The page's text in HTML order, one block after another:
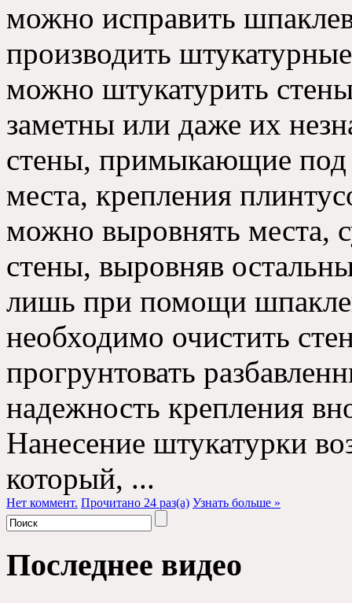
можно исправить
производить
можно штукатурить
заметны или даже их
стены, примыкающие
места, крепления
можно выровнять места,
стены, выровняв
лишь при помощи
необходимо очистить
прогрунтовать
надежность крепления
Нанесение штукатурки
который, ...
Нет коммент. Прочитано 24 раз(a) Узнать больше »
Последнее видео